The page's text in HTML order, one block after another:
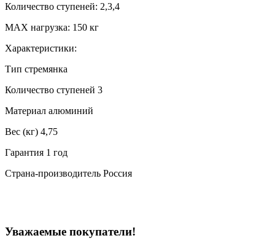
Количество ступеней: 2,3,4
МАХ нагрузка: 150 кг
Характеристики:
Тип стремянка
Количество ступеней 3
Материал алюминий
Вес (кг) 4,75
Гарантия 1 год
Страна-производитель Россия
Уважаемые покупатели!